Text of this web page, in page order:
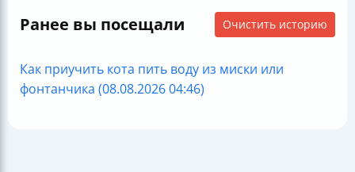
Ранее вы посещали Очистить историю
Как приучить кота пить воду из миски или
фонтанчика (08.08.2026 04:46)